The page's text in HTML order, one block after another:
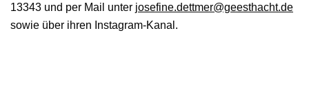
13343 und per Mail unter josefine.dettmer@geesthacht.de
sowie über ihren Instagram-Kanal.